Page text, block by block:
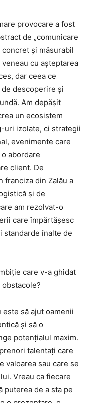
provocare a fost
de „comunicare
și măsurabil
cu așteptarea
dar ceea ce
descoperire și
Am depășit
un ecosistem
uri izolate, ci strategii
evenimente care
abordare
client. De
franciza din Zalău a
și de
am rezolvat-o
care împărtășesc
standarde înalte de
care v-a ghidat
este să ajut oamenii
și să o
potențialul maxim.
talentați care
valoarea sau care se
Vreau ca fiecare
puterea de a sta pe